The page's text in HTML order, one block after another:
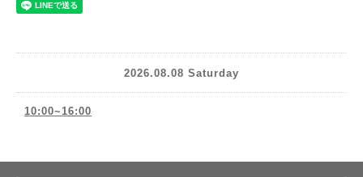
2026.08.08 Saturday
10:00~16:00